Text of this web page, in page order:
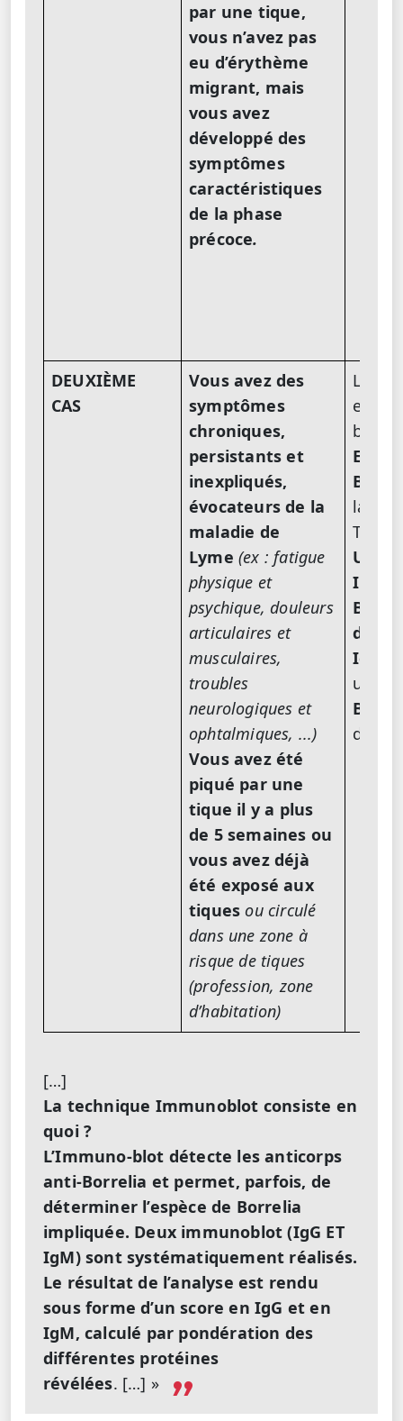
par une tique,
vous n’avez pas
eu d’érythème
migrant, mais
vous avez
développé des
symptômes
caractéristiques
de la phase
précoce.
DEUXIÈME
CAS
Vous avez des
symptômes
chroniques,
persistants et
inexpliqués,
évocateurs de la
maladie de
Lyme (ex : fatigue
physique et
psychique, douleurs
articulaires et
musculaires,
troubles
neurologiques et
ophtalmiques, ...)
Vous avez été
piqué par une
tique il y a plus
de 5 semaines ou
vous avez déjà
été exposé aux
tiques ou circulé
dans une zone à
risque de tiques
(profession, zone
d’habitation)
Le
basé
la
T
Une
IgG
une
[…]
La technique Immunoblot consiste en
quoi ?
L’Immuno-blot détecte les anticorps
anti-Borrelia et permet, parfois, de
déterminer l’espèce de Borrelia
impliquée. Deux immunoblot (IgG ET
IgM) sont systématiquement réalisés.
Le résultat de l’analyse est rendu
sous forme d’un score en IgG et en
IgM, calculé par pondération des
différentes protéines
révélées. […] »